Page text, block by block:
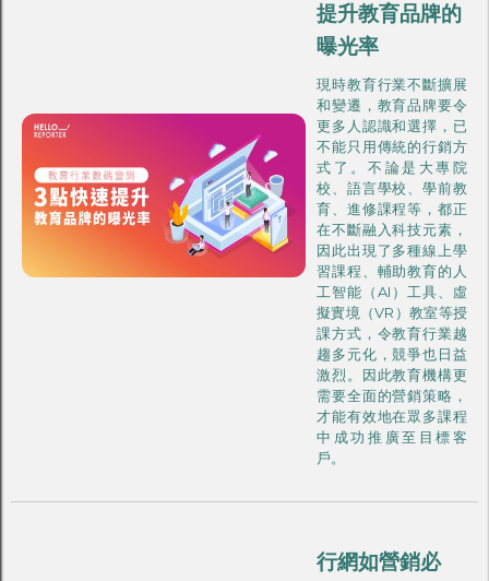
提升教育品牌的
曝光率
現時教育行業不斷擴展
和變遷，教育品牌要令
更多人認識和選擇，已
不能只用傳統的行銷方
式了。不論是大專院
校、語言學校、學前教
育、進修課程等，都正
在不斷融入科技元素，
因此出現了多種線上學
習課程、輔助教育的人
工智能（AI）工具、虛
擬實境（VR）教室等授
課方式，令教育行業越
趨多元化，競爭也日益
激烈。因此教育機構更
需要全面的營銷策略，
才能有效地在眾多課程
中成功推廣至目標客
戶。
行網如營銷必